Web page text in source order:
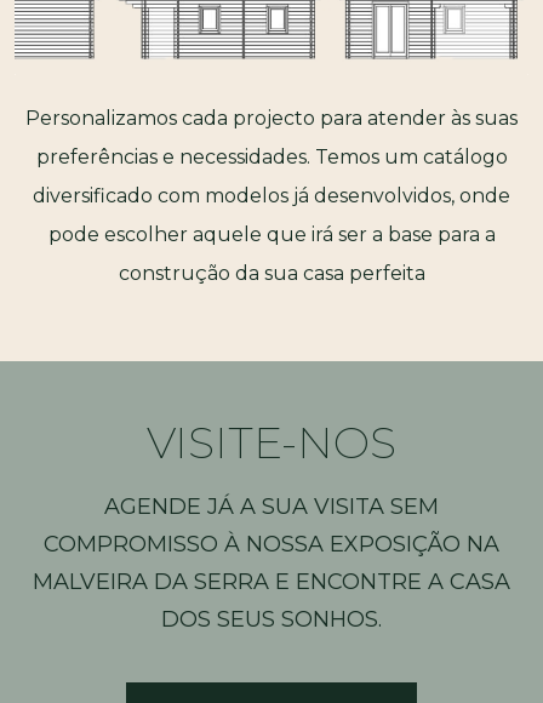
Personalizamos cada projecto para atender às suas
preferências e necessidades. Temos um catálogo
diversificado com modelos já desenvolvidos, onde
pode escolher aquele que irá ser a base para a
construção da sua casa perfeita
VISITE-NOS
AGENDE JÁ A SUA VISITA SEM
COMPROMISSO À NOSSA EXPOSIÇÃO NA
MALVEIRA DA SERRA E ENCONTRE A CASA
DOS SEUS SONHOS.